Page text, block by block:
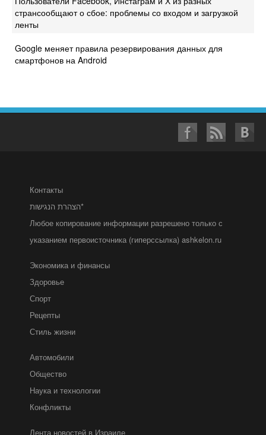
странсообщают о сбое: проблемы со входом и загрузкой
ленты
Google меняет правила резервирования данных для
смартфонов на Android
Контакты
הצהרת הנגישות*
Любое копирование информации разрешено только с
указанием первоисточника (гиперссылка) ashkelon.ru
Экономика и финансы
Здоровье
Спорт
Рецепты
Стиль жизни
Автомобили
Общество
Наука и технологии
Конфликты
Лента новостей в Израиле